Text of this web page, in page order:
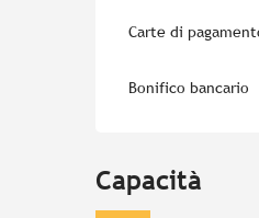
Carte di
Bonifico bancario
Capacità